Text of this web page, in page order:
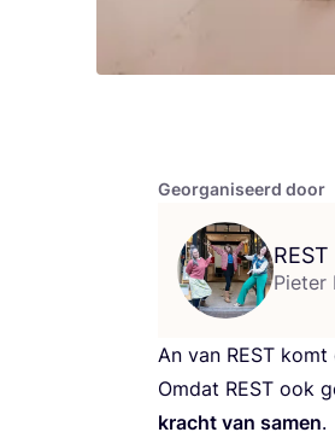
Georganiseerd door
REST
Pieter
An van REST komt
Omdat REST ook
kracht van samen.